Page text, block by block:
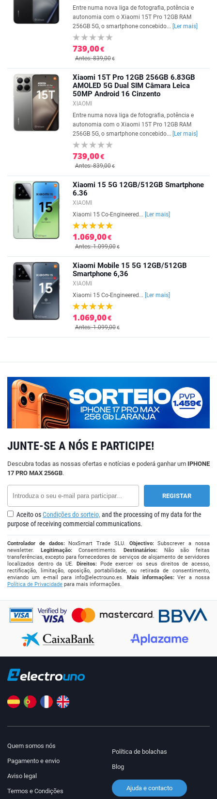
Entre numa nova liga de fotografia, potência e
autonomia com o Xiaomi 15T Pro 12GB RAM
256GB 5G, o smartphone concebido...
[Ler mais]
739,00€
Antes: 839,00€
Xiaomi 15T Pro 12GB 256GB 6.83GB
AMOLED 5G Dual SIM Câmara Leica
50MP Android 16 Cinzento
XIAOMI
Entre numa nova liga de fotografia, potência e
autonomia com o Xiaomi 15T Pro 12GB RAM
256GB 5G, o smartphone concebido...
[Ler mais]
739,00€
Antes: 839,00€
Xiaomi 15 5G 12GB/512GB Smartphone
6.36
XIAOMI
Xiaomi 15 Co-Engineered...
[Ler mais]
1.069,00€
Antes: 1.099,00€
Xiaomi Mobile 15 5G 12GB/512GB
Smartphone 6,36
XIAOMI
Xiaomi 15 Co-Engineered...
[Ler mais]
1.069,00€
Antes: 1.099,00€
JUNTE-SE A NÓS E PARTICIPE!
Descubra todas as nossas ofertas e notícias e poderá ganhar um IPHONE
17 PRO MAX 256GB.
Aceito osCondições do sorteio, and the processing of my data for the
purpose of receiving commercial communications.
Controlador de dados:NoxSmart Trade SLU. Objectivo:Subscrever a nossa
newsletter. Legitimação:Consentimento.Destinatários: Não são feitas
transferências, excepto para fornecedores de serviços de alojamento de servidores
localizados dentro da UE. Direitos:Pode exercer os seus direitos de acesso,
rectificação, limitação, oposição, portabilidade, ou retirada de consentimento,
enviando um e-mail parainfo@electrouno.es. Mais informações:Ver a nossa
Política de Privacidade para mais informações.
Quem somos nós
Pagamento e envio
Aviso legal
Termos e Condições
Política de bolachas
Blog
Ajuda e contacto